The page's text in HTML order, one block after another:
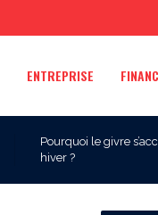
ENTREPRISE
Pourquoi le givre
hiver ?